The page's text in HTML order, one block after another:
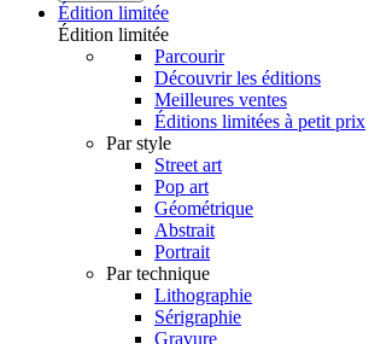
Édition limitée
Édition limitée
Parcourir
Découvrir les éditions
Meilleures ventes
Éditions limitées à petit prix
Par style
Street art
Pop art
Géométrique
Abstrait
Portrait
Par technique
Lithographie
Sérigraphie
Gravure